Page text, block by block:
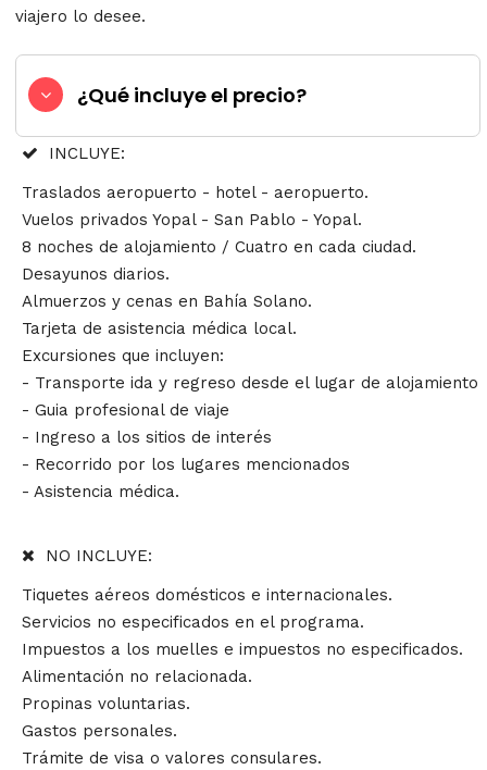
viajero lo desee.
¿Qué incluye el precio?
INCLUYE:
Traslados aeropuerto - hotel - aeropuerto.
Vuelos privados Yopal - San Pablo - Yopal.
8 noches de alojamiento / Cuatro en cada ciudad.
Desayunos diarios.
Almuerzos y cenas en Bahía Solano.
Tarjeta de asistencia médica local.
Excursiones que incluyen:
- Transporte ida y regreso desde el lugar de alojamiento
- Guia profesional de viaje
- Ingreso a los sitios de interés
- Recorrido por los lugares mencionados
- Asistencia médica.
NO INCLUYE:
Tiquetes aéreos domésticos e internacionales.
Servicios no especificados en el programa.
Impuestos a los muelles e impuestos no especificados.
Alimentación no relacionada.
Propinas voluntarias.
Gastos personales.
Trámite de visa o valores consulares.